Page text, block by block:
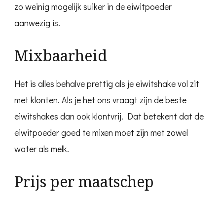
zo weinig mogelijk suiker in de eiwitpoeder
aanwezig is.
Mixbaarheid
Het is alles behalve prettig als je eiwitshake vol zit
met klonten. Als je het ons vraagt zijn de beste
eiwitshakes dan ook klontvrij. Dat betekent dat de
eiwitpoeder goed te mixen moet zijn met zowel
water als melk.
Prijs per maatschep